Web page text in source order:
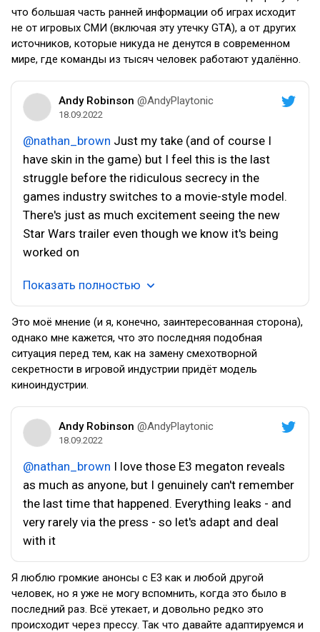
что большая часть ранней информации об играх исходит
не от игровых СМИ (включая эту утечку GTA), а от других
источников, которые никуда не денутся в современном
мире, где команды из тысяч человек работают удалённо.
Andy Robinson @AndyPlaytonic
18.09.2022
@nathan_brown Just my take (and of course I
have skin in the game) but I feel this is the last
struggle before the ridiculous secrecy in the
games industry switches to a movie-style model.
There's just as much excitement seeing the new
Star Wars trailer even though we know it's being
worked on
Показать полностью
Это моё мнение (и я, конечно, заинтересованная сторона),
однако мне кажется, что это последняя подобная
ситуация перед тем, как на замену смехотворной
секретности в игровой индустрии придёт модель
киноиндустрии.
Andy Robinson @AndyPlaytonic
18.09.2022
@nathan_brown I love those E3 megaton reveals
as much as anyone, but I genuinely can't remember
the last time that happened. Everything leaks - and
very rarely via the press - so let's adapt and deal
with it
Я люблю громкие анонсы с E3 как и любой другой
человек, но я уже не могу вспомнить, когда это было в
последний раз. Всё утекает, и довольно редко это
происходит через прессу. Так что давайте адаптируемся и